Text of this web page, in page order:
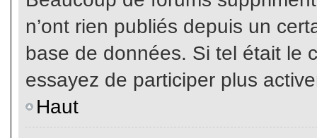
n’ont rien publiés depuis un
base de données. Si tel était le
essayez de participer plus
Haut